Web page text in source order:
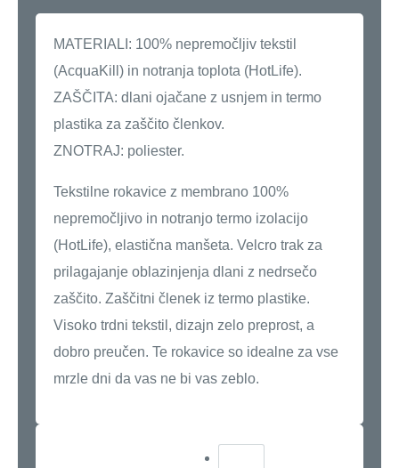
MATERIALI: 100% nepremočljiv tekstil
(AcquaKill) in notranja toplota (HotLife).
ZAŠČITA: dlani ojačane z usnjem in termo
plastika za zaščito členkov.
ZNOTRAJ: poliester.
Tekstilne rokavice z membrano 100%
nepremočljivo in notranjo termo izolacijo
(HotLife), elastična manšeta. Velcro trak za
prilagajanje oblazinjenja dlani z nedrsečo
zaščito. Zaščitni členek iz termo plastike.
Visoko trdni tekstil, dizajn zelo preprost, a
dobro preučen. Te rokavice so idealne za vse
mrzle dni da vas ne bi vas zeblo.